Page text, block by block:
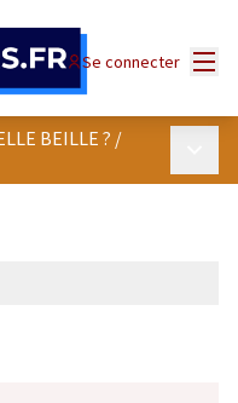
Se connecter
BEILLE ? /